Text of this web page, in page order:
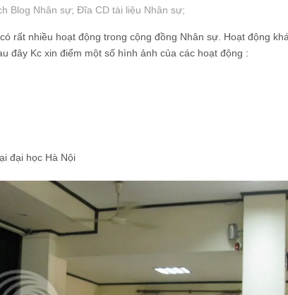
Blog Nhân sự; Đĩa CD tài liệu Nhân sự;
rất nhiều hoạt động trong cộng đồng Nhân sự. Hoạt động
đây Kc xin điểm một số hình ảnh của các hoạt động :
đại học Hà Nội